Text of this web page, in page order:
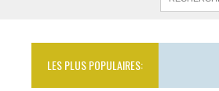
LES PLUS POPULAIRES: